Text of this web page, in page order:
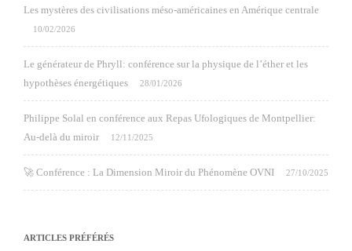
Les mystères des civilisations méso-américaines en Amérique centrale
10/02/2026
Le générateur de Phryll: conférence sur la physique de l’éther et les
hypothèses énergétiques
28/01/2026
Philippe Solal en conférence aux Repas Ufologiques de Montpellier:
Au-delà du miroir
12/11/2025
🚀 Conférence : La Dimension Miroir du Phénomène OVNI 27/10/2025
ARTICLES PRÉFÉRÉS